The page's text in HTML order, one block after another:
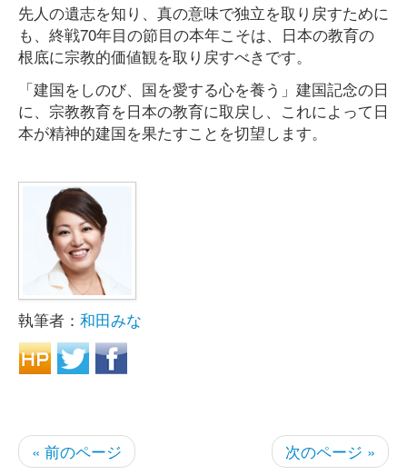
先人の遺志を知り、真の意味で独立を取り戻すために
も、終戦70年目の節目の本年こそは、日本の教育の
根底に宗教的価値観を取り戻すべきです。
「建国をしのび、国を愛する心を養う」建国記念の日
に、宗教教育を日本の教育に取戻し、これによって日
本が精神的建国を果たすことを切望します。
執筆者： 和田みな
« 前のページ 次のページ »